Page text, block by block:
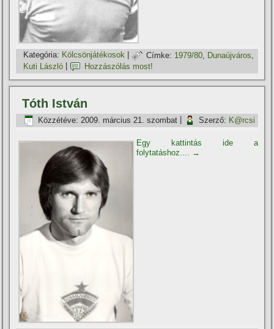
Kategória: Kölcsönjátékosok | Címke: 1979/80 Dunaújváros
Kuti László
Hozzászólás most!
Tóth István
Közzétéve: 2009. március 21. szombat Szerző: K@rcsi
Egy kattintás ide a
folytatáshoz.... →